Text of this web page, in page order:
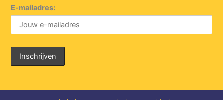
E-mailadres: